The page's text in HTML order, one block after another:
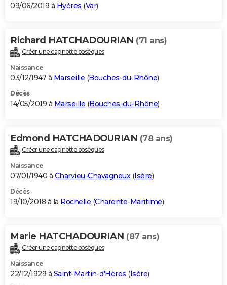
09/06/2019 à Hyères (Var)
Richard HATCHADOURIAN (71 ans)
Créer une cagnotte obsèques
Naissance
03/12/1947 à Marseille (Bouches-du-Rhône)
Décès
14/05/2019 à Marseille (Bouches-du-Rhône)
Edmond HATCHADOURIAN (78 ans)
Créer une cagnotte obsèques
Naissance
07/01/1940 à Charvieu-Chavagneux(Isère)
Décès
19/10/2018 à la Rochelle (Charente-Maritime)
Marie HATCHADOURIAN (87 ans)
Créer une cagnotte obsèques
Naissance
22/12/1929 à Saint-Martin-d'Hères (Isère)